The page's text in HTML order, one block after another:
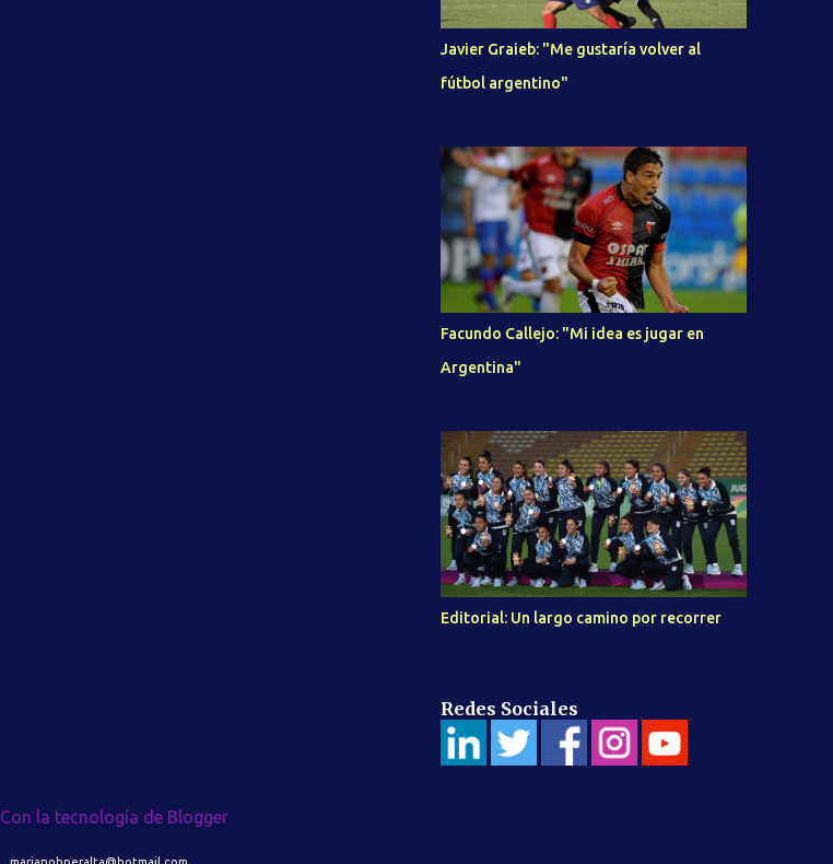
Javier Graieb: "Me gustaría volver al
fútbol argentino"
Facundo Callejo: "Mi idea es jugar en
Argentina"
Editorial: Un largo camino por recorrer
Redes Sociales
Con la tecnología de Blogger